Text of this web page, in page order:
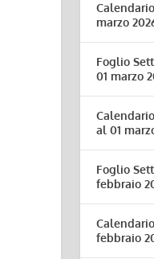
marzo
Foglio
01 marzo
al 01
Foglio
febbraio
febbraio